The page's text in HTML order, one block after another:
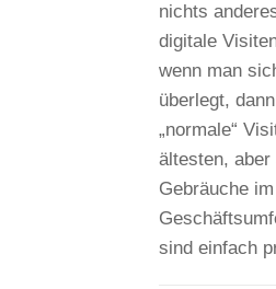
nichts
digitale
wenn man
überlegt,
„normale“
ältesten,
Gebräuche im
sind einfach